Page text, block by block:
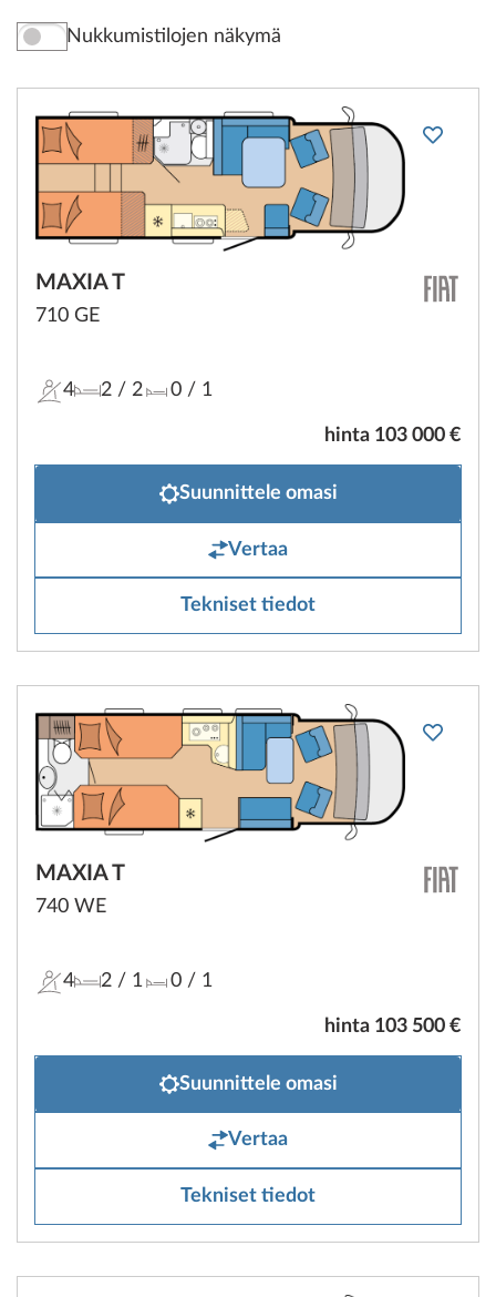
Nukkumistilojen näkymä
MAXIA T
710 GE
4 2 / 2 0/ 1
hinta 103 000 €
Suunnittele omasi
Vertaa
Tekniset tiedot
MAXIA T
740 WE
4 2 / 1 0/ 1
hinta 103 500 €
Suunnittele omasi
Vertaa
Tekniset tiedot